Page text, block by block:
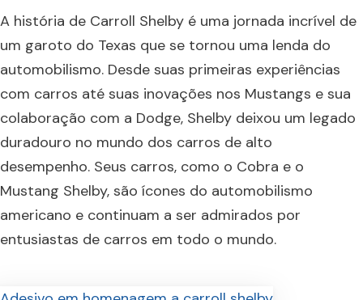
A história de Carroll Shelby é uma jornada incrível de
um garoto do Texas que se tornou uma lenda do
automobilismo. Desde suas primeiras experiências
com carros até suas inovações nos Mustangs e sua
colaboração com a Dodge, Shelby deixou um legado
duradouro no mundo dos carros de alto
desempenho. Seus carros, como o Cobra e o
Mustang Shelby, são ícones do automobilismo
americano e continuam a ser admirados por
entusiastas de carros em todo o mundo.